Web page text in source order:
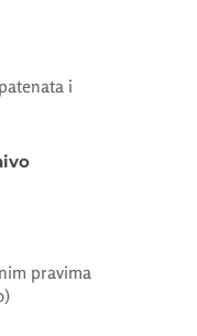
i
pravima